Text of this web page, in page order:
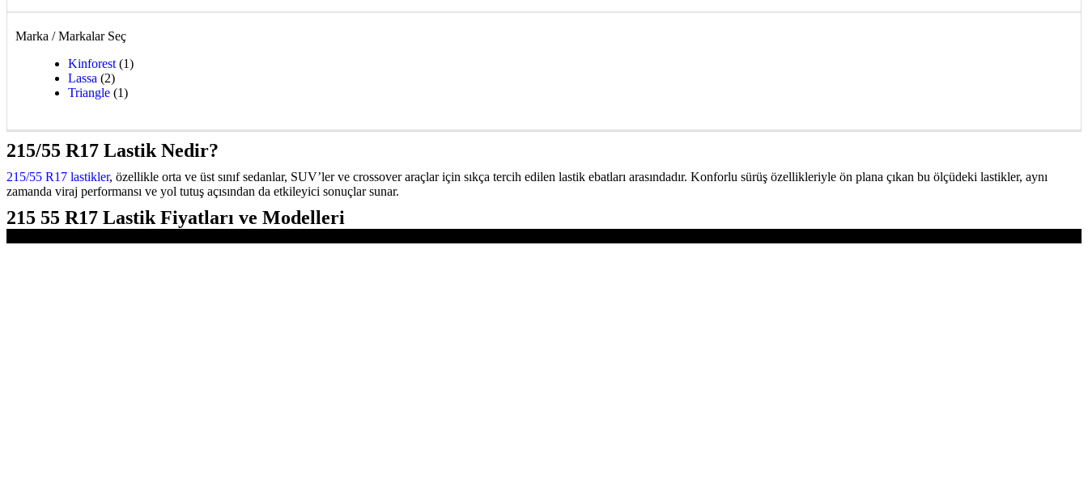
Marka / Markalar Seç
Kinforest (1)
Lassa (2)
Triangle (1)
215/55 R17 Lastik Nedir?
215/55 R17 lastikler, özellikle orta ve üst sınıf sedanlar, SUV’ler ve crossover araçlar için sıkça tercih edilen lastik ebatları arasındadır. Konforlu sürüş özellikleriyle ön plana çıkan bu ölçüdeki lastikler, aynı
zamanda viraj performansı ve yol tutuş açısından da etkileyici sonuçlar sunar.
215 55 R17 Lastik Fiyatları ve Modelleri